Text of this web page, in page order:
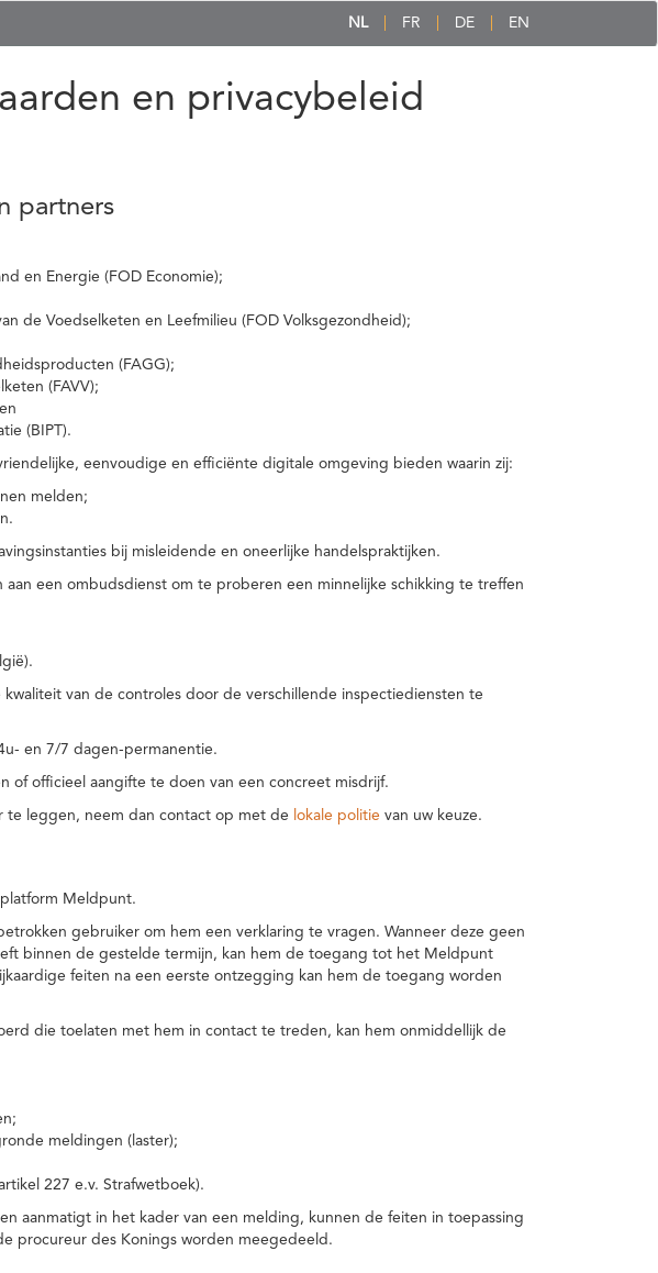
NL FR DE EN
en privacybeleid
partners
en Energie (FOD Economie);
de Voedselketen en Leefmilieu (FOD Volksgezondheid);
(FAGG);
(FAVV);
(BIPT).
eenvoudige en efficiënte digitale omgeving bieden waarin zij:
melden;
bij misleidende en oneerlijke handelspraktijken.
een ombudsdienst om te proberen een minnelijke schikking te treffen
van de controles door de verschillende inspectiediensten te
en 7/7 dagen-permanentie.
officieel aangifte te doen van een concreet misdrijf.
te leggen, neem dan contact op met de lokale politie van uw keuze.
Meldpunt.
gebruiker om hem een verklaring te vragen. Wanneer deze geen
binnen de gestelde termijn, kan hem de toegang tot het Meldpunt
feiten na een eerste ontzegging kan hem de toegang worden
die toelaten met hem in contact te treden, kan hem onmiddellijk de
meldingen (laster);
227 e.v. Strafwetboek).
aanmatigt in het kader van een melding, kunnen de feiten in toepassing
procureur des Konings worden meegedeeld.